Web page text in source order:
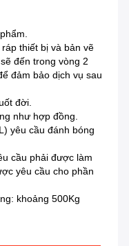
thiết bị và bản vẽ
đến trong vòng 2
đảm bảo dịch vụ sau
đời.
như hợp đồng.
yêu cầu đánh bóng
cầu phải được làm
yêu cầu cho phần
khoảng 500Kg